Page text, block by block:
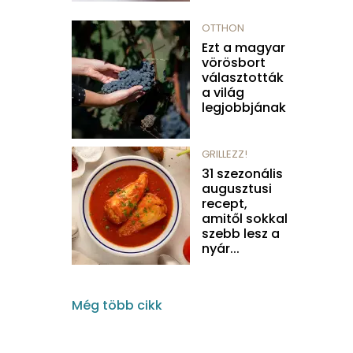
OTTHON
Ezt a magyar
vörösbort
választották
a világ
legjobbjának
GRILLEZZ!
31 szezonális
augusztusi
recept,
amitől sokkal
szebb lesz a
nyár...
Még több cikk